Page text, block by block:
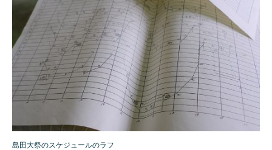
島田大祭のスケジュールのラフ